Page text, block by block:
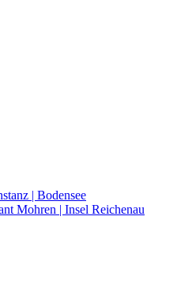
| Bodensee
Mohren | Insel Reichenau